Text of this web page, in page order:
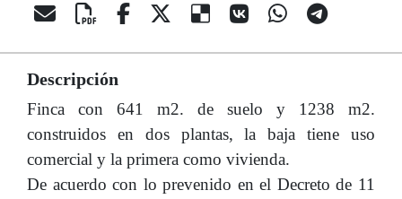
Descripción
Finca con 641 m2. de suelo y 1238 m2.
construidos en dos plantas, la baja tiene uso
comercial y la primera como vivienda.
De acuerdo con lo prevenido en el Decreto de 11